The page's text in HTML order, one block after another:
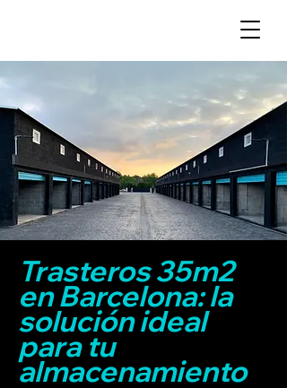
Trasteros 35m2
en Barcelona: la
solución ideal
para tu
almacenamiento